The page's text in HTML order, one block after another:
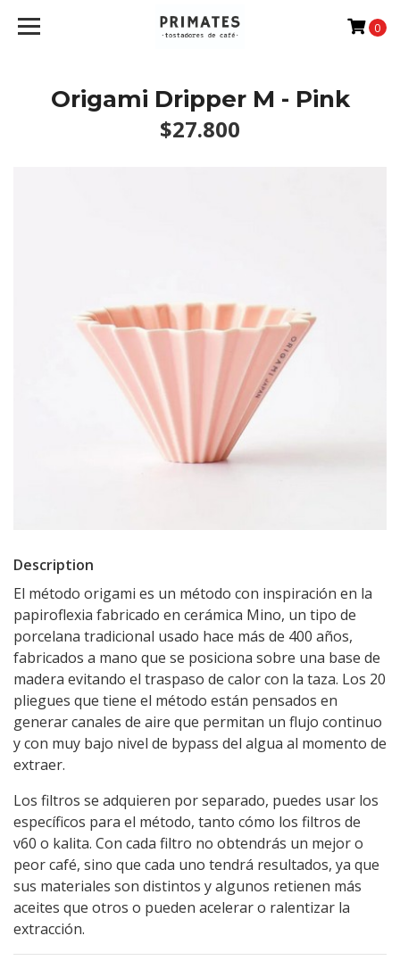
0
Origami Dripper M - Pink
$27.800
Description
El método origami es un método con inspiración en la
papiroflexia fabricado en cerámica Mino, un tipo de
porcelana tradicional usado hace más de 400 años,
fabricados a mano que se posiciona sobre una base de
madera evitando el traspaso de calor con la taza. Los 20
pliegues que tiene el método están pensados en
generar canales de aire que permitan un flujo continuo
y con muy bajo nivel de bypass del algua al momento de
extraer.
Los filtros se adquieren por separado, puedes usar los
específicos para el método, tanto cómo los filtros de
v60 o kalita. Con cada filtro no obtendrás un mejor o
peor café, sino que cada uno tendrá resultados, ya que
sus materiales son distintos y algunos retienen más
aceites que otros o pueden acelerar o ralentizar la
extracción.